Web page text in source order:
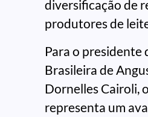
diversificação de
produtores de
Para o presidente
Brasileira de
Dornelles Cairoli,
representa um